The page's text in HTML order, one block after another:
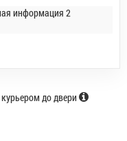
информация 2
до двери